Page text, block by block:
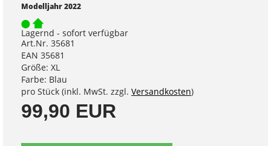
Modelljahr 2022
Lagernd - sofort verfügbar
Art.Nr. 35681
EAN 35681
Größe: XL
Farbe: Blau
pro Stück (inkl. MwSt. zzgl. Versandkosten)
99,90 EUR